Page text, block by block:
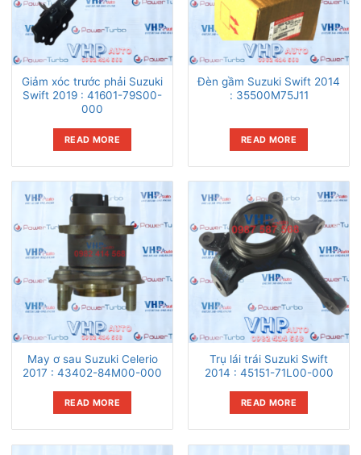
Giảm xóc trước phải Suzuki
Swift 2019 : 41601-79S00-
000
READ MORE
Đèn gầm Suzuki Swift 2014
: 35500M75J11
READ MORE
May ơ sau Suzuki Celerio
2017 : 43402-84M00-000
READ MORE
Trụ lái trái Suzuki Swift
2014 : 45151-71L00-000
READ MORE